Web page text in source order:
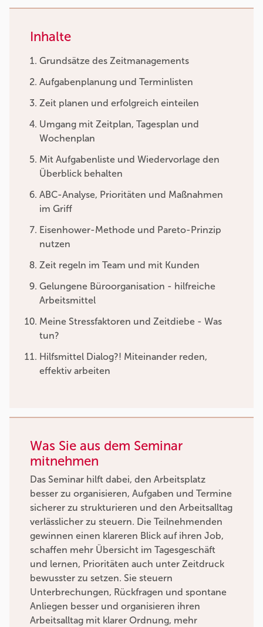
Inhalte
Grundsätze des Zeitmanagements
Aufgabenplanung und Terminlisten
Zeit planen und erfolgreich einteilen
Umgang mit Zeitplan, Tagesplan und
Wochenplan
Mit Aufgabenliste und Wiedervorlage den
Überblick behalten
ABC-Analyse, Prioritäten und Maßnahmen
im Griff
Eisenhower-Methode und Pareto-Prinzip
nutzen
Zeit regeln im Team und mit Kunden
Gelungene Büroorganisation - hilfreiche
Arbeitsmittel
Meine Stressfaktoren und Zeitdiebe - Was
tun?
Hilfsmittel Dialog?! Miteinander reden,
effektiv arbeiten
Was Sie aus dem Seminar
mitnehmen
Das Seminar hilft dabei, den Arbeitsplatz
besser zu organisieren, Aufgaben und Termine
sicherer zu strukturieren und den Arbeitsalltag
verlässlicher zu steuern. Die Teilnehmenden
gewinnen einen klareren Blick auf ihren Job,
schaffen mehr Übersicht im Tagesgeschäft
und lernen, Prioritäten auch unter Zeitdruck
bewusster zu setzen. Sie steuern
Unterbrechungen, Rückfragen und spontane
Anliegen besser und organisieren ihren
Arbeitsalltag mit klarer Ordnung, mehr